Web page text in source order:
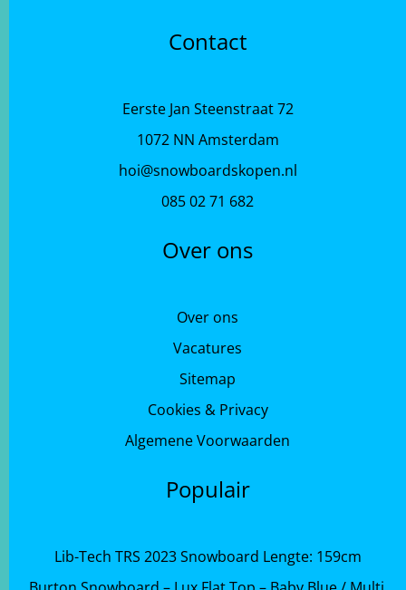
Contact
Eerste Jan Steenstraat 72
1072 NN Amsterdam
hoi@snowboardskopen.nl
085 02 71 682
Over ons
Over ons
Vacatures
Sitemap
Cookies & Privacy
Algemene Voorwaarden
Populair
Lib-Tech TRS 2023 Snowboard Lengte: 159cm